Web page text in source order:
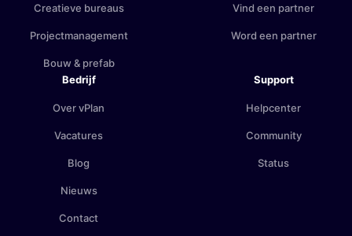
Creatieve bureaus
Projectmanagement
Bouw & prefab
Vind een partner
Word een partner
Bedrijf
Over vPlan
Vacatures
Blog
Nieuws
Contact
Support
Helpcenter
Community
Status